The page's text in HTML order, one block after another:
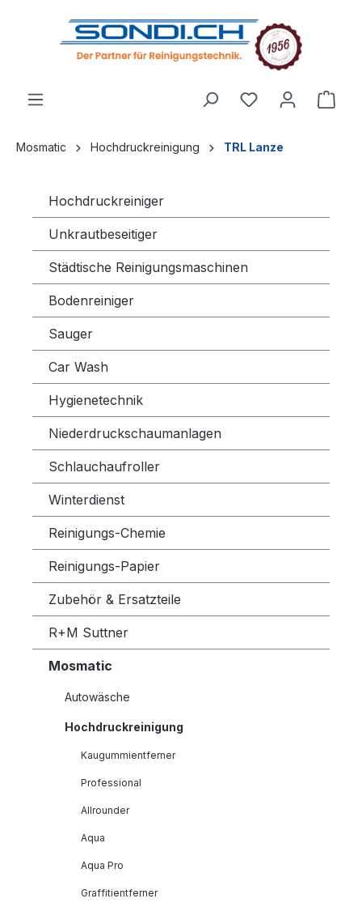
springen
Mosmatic Hochdruckreinigung TRL Lanze
Hochdruckreiniger
Unkrautbeseitiger
Städtische Reinigungsmaschinen
Bodenreiniger
Sauger
Car Wash
Hygienetechnik
Niederdruckschaumanlagen
Schlauchaufroller
Winterdienst
Reinigungs-Chemie
Reinigungs-Papier
Zubehör & Ersatzteile
R+M Suttner
Mosmatic
Autowäsche
Hochdruckreinigung
Kaugummientferner
Professional
Allrounder
Aqua
Aqua Pro
Graffitientferner